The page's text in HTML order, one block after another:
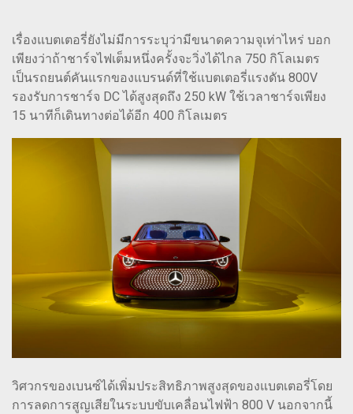
เรื่องแบตเตอรี่ยังไม่มีการระบุว่ามีขนาดความจุเท่าไหร่ บอก
เพียงว่าถ้าชาร์จไฟเต็มหนึ่งครั้งจะวิ่งได้ไกล 750 กิโลเมตร
เป็นรถยนต์คันแรกของแบรนด์ที่ใช้แบตเตอรี่แรงดัน 800V
รองรับการชาร์จ DC ได้สูงสุดถึง 250 kW ใช้เวลาชาร์จเพียง
15 นาทีก็เดินทางต่อได้อีก 400 กิโลเมตร
วิศวกรของเบนซ์ได้เพิ่มประสิทธิภาพสูงสุดของแบตเตอรี่โดย
การลดการสูญเสียในระบบขับเคลื่อนไฟฟ้า 800 V นอกจากนี้